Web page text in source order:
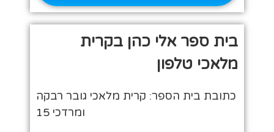
בית ספר אלי כהן בקרית
מלאכי טלפון
כתובת בית הספר: קרית מלאכי גובר רבקה
ומרדכי 15